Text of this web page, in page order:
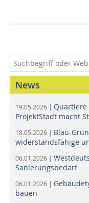
News
19.05.2026 | Quartiere
ProjektStadt macht
18.05.2026 | Blau-
widerstandsfähige
06.01.2026 |
Sanierungsbedarf
06.01.2026 |
bauen